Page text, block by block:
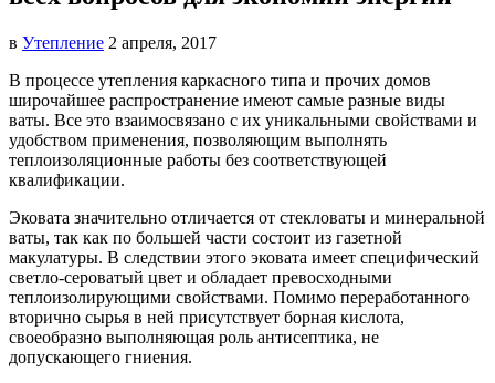
в Утепление 2 апреля, 2017
В процессе утепления каркасного типа и прочих домов
широчайшее распространение имеют самые разные виды
ваты. Все это взаимосвязано с их уникальными свойствами и
удобством применения, позволяющим выполнять
теплоизоляционные работы без соответствующей
квалификации.
Эковата значительно отличается от стекловаты и минеральной
ваты, так как по большей части состоит из газетной
макулатуры. В следствии этого эковата имеет специфический
светло-сероватый цвет и обладает превосходными
теплоизолирующими свойствами. Помимо переработанного
вторично сырья в ней присутствует борная кислота,
своеобразно выполняющая роль антисептика, не
допускающего гниения.